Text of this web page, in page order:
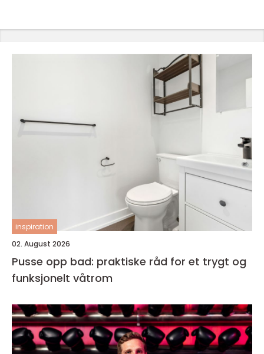
inspiration
02. August 2026
Pusse opp bad: praktiske råd for et trygt og
funksjonelt våtrom